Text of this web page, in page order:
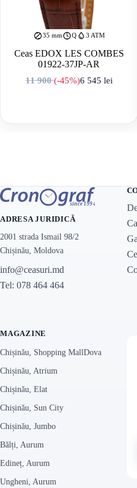
35 mm Q 3 ATM
Ceas EDOX LES COMBES
01922-37JP-AR
11 900(-45%)
Prețul inițial a
6 545 lei
Prețul curent
ADRESA JURIDICĂ
2001 strada Ismail 98/2
Chișinău, Moldova
info@ceasuri.md
Tel: 078 464 464
MAGAZINE
Chișinău, Shopping MallDova
Chișinău, Atrium
Chișinău, Elat
Chișinău, Sun City
Chișinău, Jumbo
Bălți, Aurum
Edineț, Aurum
Ungheni, Aurum